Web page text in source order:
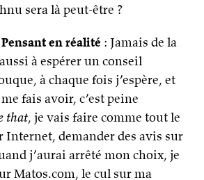
sera là peut-être ?
Pensant en réalité : Jamais de la
à espérer un conseil
à chaque fois j’espère, et
fais avoir, c’est peine
that, je vais faire comme tout le
Internet, demander des avis sur
j’aurai arrêté mon choix, je
Matos.com, le cul sur ma